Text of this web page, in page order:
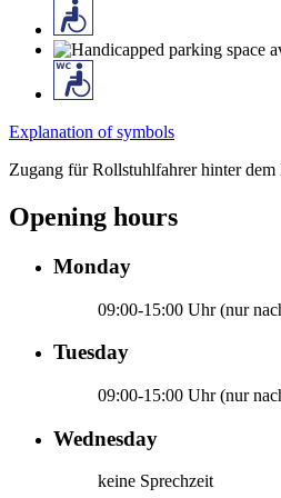
Explanation of symbols
Zugang für Rollstuhlfahrer hinter dem
Opening hours
Monday
09:00-15:00 Uhr (nur
Tuesday
09:00-15:00 Uhr (nur
Wednesday
keine Sprechzeit